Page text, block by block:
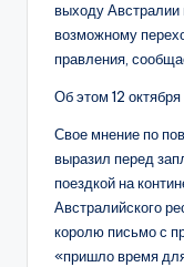
выходу Австралии
возможному
правления,
Об этом 12
Свое мнение по
выразил перед
поездкой на
Австралийского
королю письмо с
«пришло время